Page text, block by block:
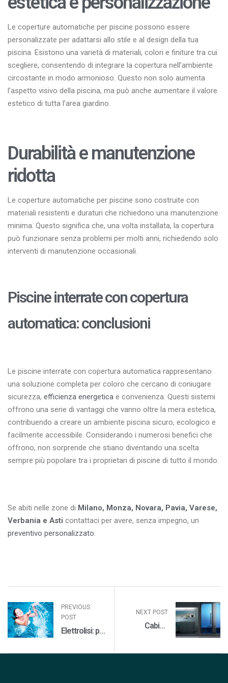
Le coperture automatiche per piscine possono essere
personalizzate per adattarsi allo stile e al design della tua
piscina. Esistono una varietà di materiali, colori e finiture tra cui
scegliere, consentendo di integrare la copertura nell’ambiente
circostante in modo armonioso. Questo non solo aumenta
l’aspetto visivo della piscina, ma può anche aumentare il valore
estetico di tutta l’area giardino.
Durabilità e manutenzione
ridotta
Le coperture automatiche per piscine sono costruite con
materiali resistenti e duraturi che richiedono una manutenzione
minima. Questo significa che, una volta installata, la copertura
può funzionare senza problemi per molti anni, richiedendo solo
interventi di manutenzione occasionali.
Piscine interrate con copertura
automatica: conclusioni
Le piscine interrate con copertura automatica rappresentano
una soluzione completa per coloro che cercano di coniugare
sicurezza, efficienza energetica e convenienza. Questi sistemi
offrono una serie di vantaggi che vanno oltre la mera estetica,
contribuendo a creare un ambiente piscina sicuro, ecologico e
facilmente accessibile. Considerando i numerosi benefici che
offrono, non sorprende che stiano diventando una scelta
sempre più popolare tra i proprietari di piscine di tutto il mondo.
Se abiti nelle zone di Milano, Monza, Novara, Pavia, Varese,
Verbania e Asti contattaci per avere, senza impegno, un
preventivo personalizzato
PREVIOUS
POST
Elettrolisi: per
dell’acqua
NEXT POST
Cabine